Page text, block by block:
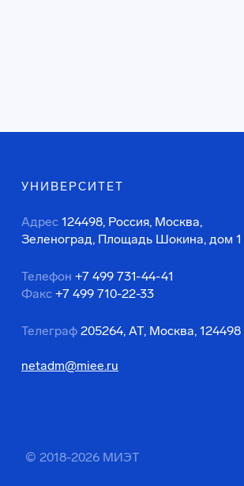
УНИВЕРСИТЕТ
Адрес 124498, Россия, Москва,
Зеленоград, Площадь Шокина, дом 1
Телефон +7 499 731-44-41
Факс +7 499 710-22-33
Телеграф 205264, АТ, Москва, 124498
netadm@miee.ru
© 2018-2026 МИЭТ